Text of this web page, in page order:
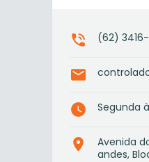
(62)
Segunda
Avenida
andes,